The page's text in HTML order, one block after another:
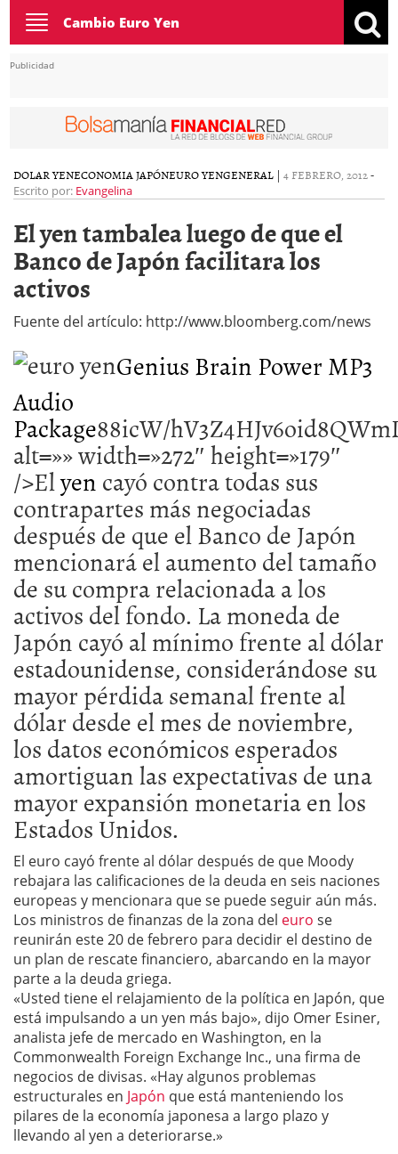
Toggle
navigation
Cambio Euro Yen
Publicidad
DOLAR YENECONOMIA JAPÓNEURO YENGENERAL | 4 FEBRERO, 2012-
Escrito por: Evangelina
El yen tambalea luego de que el
Banco de Japón facilitara los
activos
Fuente del artículo: http://www.bloomberg.com/news
Genius Brain Power MP3
Audio
Package
yencayó contra todas sus
contrapartes más negociadas
después de que el Banco de Japón
mencionará el aumento del tamaño
de su compra relacionada a los
activos del fondo. La moneda de
Japón cayó al mínimo frente al dólar
estadounidense, considerándose su
mayor pérdida semanal frente al
dólar desde el mes de noviembre,
los datos económicos esperados
amortiguan las expectativas de una
mayor expansión monetaria en los
Estados Unidos.
El euro cayó frente al dólar después de que Moody
rebajara las calificaciones de la deuda en seis naciones
europeas y mencionara que se puede seguir aún más.
Los ministros de finanzas de la zona del euro se
reunirán este 20 de febrero para decidir el destino de
un plan de rescate financiero, abarcando en la mayor
parte a la deuda griega.
«Usted tiene el relajamiento de la política en Japón, que
está impulsando a un yen más bajo», dijo Omer Esiner,
analista jefe de mercado en Washington, en la
Commonwealth Foreign Exchange Inc., una firma de
negocios de divisas. «Hay algunos problemas
estructurales en Japón que está manteniendo los
pilares de la economía japonesa a largo plazo y
llevando al yen a deteriorarse.»